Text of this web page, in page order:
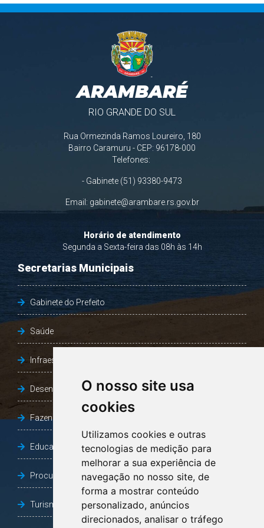
O nosso site usa
cookies
Utilizamos cookies e outras
tecnologias de medição para
melhorar a sua experiência de
navegação no nosso site, de
forma a mostrar conteúdo
personalizado, anúncios
direcionados, analisar o tráfego
ARAMBARÉ
RIO GRANDE DO SUL
Rua Ormezinda Ramos Loureiro, 180
Bairro Caramuru - CEP: 96178-000
Telefones:
- Gabinete (51) 93380-9473
Email: gabinete@arambare.rs.gov.br
Horário de atendimento
Segunda a Sexta-feira das 08h às 14h
Secretarias Municipais
Gabinete do Prefeito
Saúde
Infraestrutura, Agricultura e Meio Ambiente
Desenvolvimento Social
Fazenda e Desenvolvimento Econômico
Educação
Procuradoria Geral do Município
Turismo, Desporto e Cultura